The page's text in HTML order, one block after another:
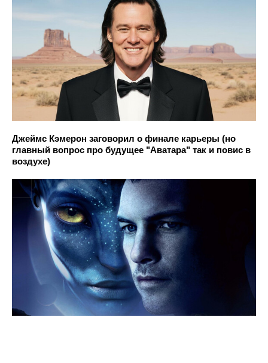
Джеймс Кэмерон заговорил о финале карьеры (но
главный вопрос про будущее "Аватара" так и повис в
воздухе)